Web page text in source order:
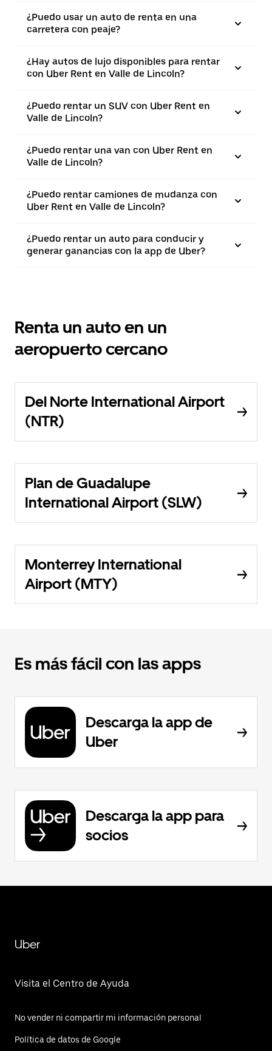
¿Puedo usar un auto de renta en una
carretera con peaje?
¿Hay autos de lujo disponibles para rentar
con Uber Rent en Valle de Lincoln?
¿Puedo rentar un SUV con Uber Rent en
Valle de Lincoln?
¿Puedo rentar una van con Uber Rent en
Valle de Lincoln?
¿Puedo rentar camiones de mudanza con
Uber Rent en Valle de Lincoln?
¿Puedo rentar un auto para conducir y
generar ganancias con la app de Uber?
Renta un auto en un
aeropuerto cercano
Del Norte International Airport
(NTR)
Plan de Guadalupe
International Airport (SLW)
Monterrey International
Airport (MTY)
Es más fácil con las apps
Descarga la app de
Uber
Descarga la app para
socios
Uber
Visita el Centro de Ayuda
No vender ni compartir mi información personal
Política de datos de Google